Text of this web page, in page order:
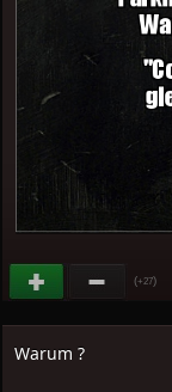
(+27)
Warum ?